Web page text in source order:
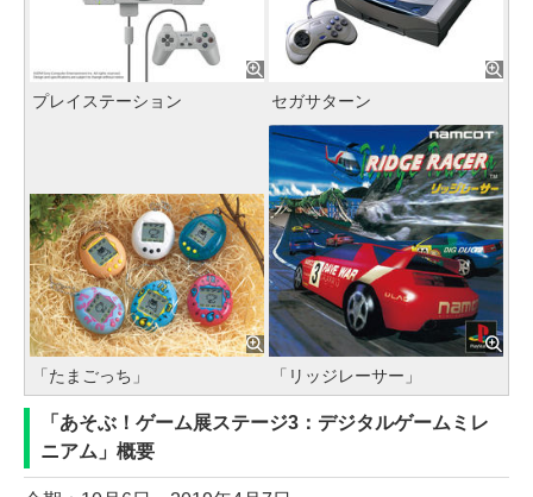
プレイステーション セガサターン
「たまごっち」 「リッジレーサー」
「あそぶ！ゲーム展ステージ3：デジタルゲームミレ
ニアム」概要